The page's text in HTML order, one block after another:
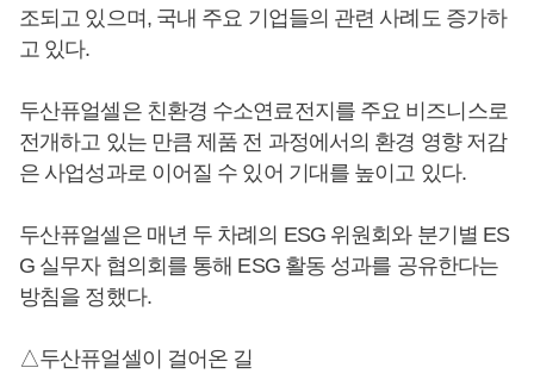
조되고 있으며, 국내 주요 기업들의 관련 사례도 증가하
고 있다.
두산퓨얼셀은 친환경 수소연료전지를 주요 비즈니스로
전개하고 있는 만큼 제품 전 과정에서의 환경 영향 저감
은 사업성과로 이어질 수 있어 기대를 높이고 있다.
두산퓨얼셀은 매년 두 차례의 ESG 위원회와 분기별 ES
G 실무자 협의회를 통해 ESG 활동 성과를 공유한다는
방침을 정했다.
△두산퓨얼셀이 걸어온 길